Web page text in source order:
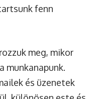
fenn
meg, mikor
munkanapunk.
és üzenetek